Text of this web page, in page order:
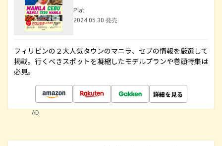
Plat
2024.05.30 発売
フィリピンの２大人気タウンのマニラ、セブの情報を厳選して
掲載。行くべきスポットを凝縮したモデルプランや巻頭特集は
必見。
詳細を見る
AD